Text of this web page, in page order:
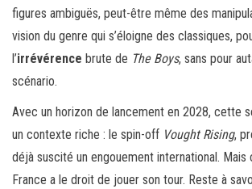
figures ambiguës, peut-être même des
vision du genre qui s’éloigne des classiques,
l’irrévérence brute de The Boys, sans pour
scénario.
Avec un horizon de lancement en 2028, cette
un contexte riche : le spin-off Vought Rising,
déjà suscité un engouement international.
France a le droit de jouer son tour. Reste à